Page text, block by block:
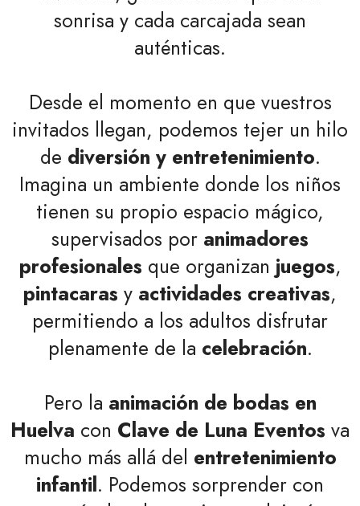
sonrisa y cada carcajada sean
auténticas.
Desde el momento en que vuestros
invitados llegan, podemos tejer un hilo
de diversión y entretenimiento.
Imagina un ambiente donde los niños
tienen su propio espacio mágico,
supervisados por animadores
profesionales que organizan juegos,
pintacaras y actividades creativas,
permitiendo a los adultos disfrutar
plenamente de la celebración.
Pero la animación de bodas en
Huelva con Clave de Luna Eventos va
mucho más allá del entretenimiento
infantil. Podemos sorprender con